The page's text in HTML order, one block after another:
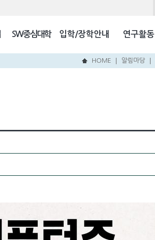
SW중심대학 입학/장학안내 연구활동
HOME 알림마당